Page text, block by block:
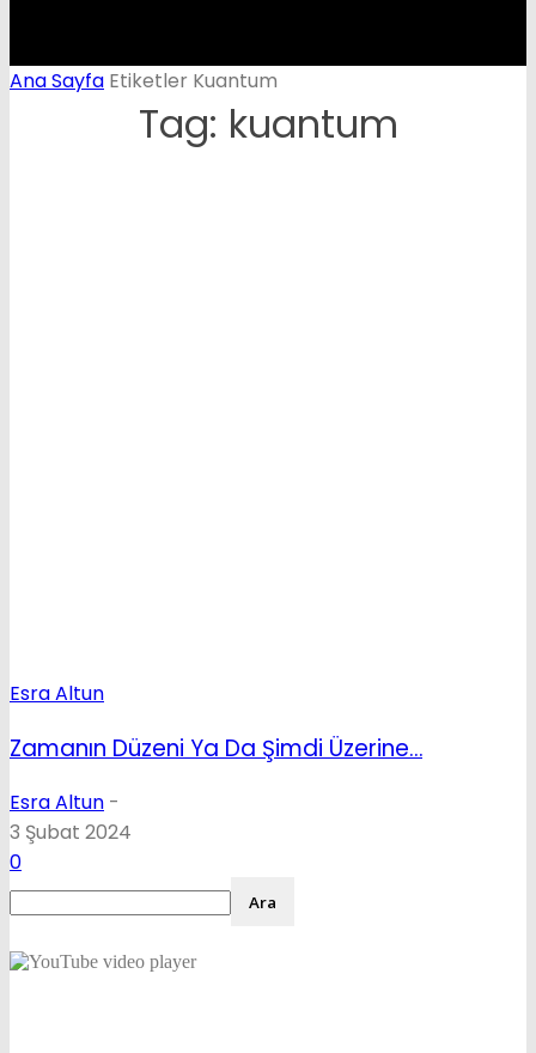
Ana Sayfa Etiketler Kuantum
Tag: kuantum
Esra Altun
Zamanın Düzeni Ya Da Şimdi Üzerine…
Esra Altun -
3 Şubat 2024
0